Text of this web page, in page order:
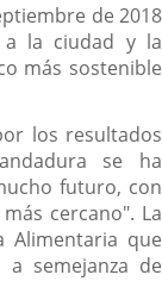
de 2018
a la ciudad y la
más sostenible
los resultados
se ha
futuro, con
cercano". La
Alimentaria que
semejanza de